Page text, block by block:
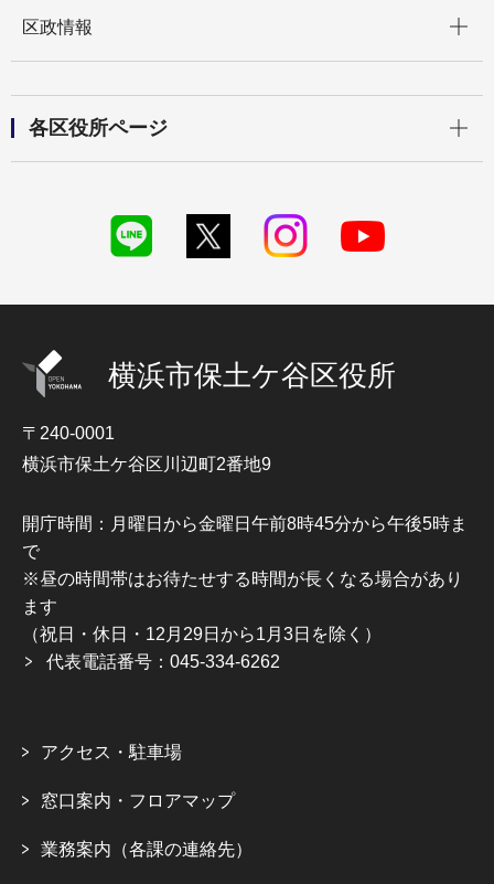
区政情報
各区役所ページ
横浜市保土ケ谷区役所
〒240-0001
横浜市保土ケ谷区川辺町2番地9
開庁時間：月曜日から金曜日午前8時45分から午後5時ま
で
※昼の時間帯はお待たせする時間が長くなる場合があり
ます
（祝日・休日・12月29日から1月3日を除く）
代表電話番号：045-334-6262
アクセス・駐車場
窓口案内・フロアマップ
業務案内（各課の連絡先）